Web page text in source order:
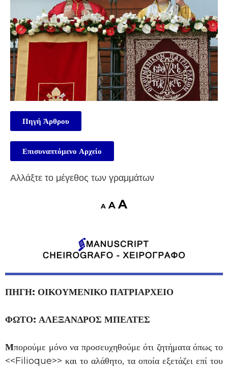
Πηγή Άρθρου
Επισυναπτόμενο Αρχείο
Αλλάξτε το μέγεθος των γραμμάτων
A A A
ΠΗΓΗ: ΟΙΚΟΥΜΕΝΙΚΟ ΠΑΤΡΙΑΡΧΕΙΟ
ΦΩΤΟ: ΑΛΕΞΑΝΔΡΟΣ ΜΠΕΛΤΕΣ
Μπορούμε μόνο να προσευχηθούμε ότι ζητήματα όπως το
<<Filioque>> και το αλάθητο, τα οποία εξετάζει επί του